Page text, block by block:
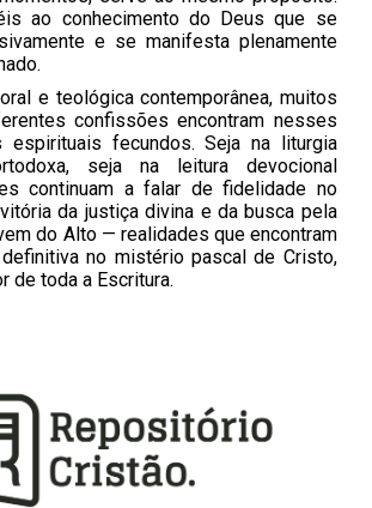
ao conhecimento do Deus que se
e se manifesta plenamente
e teológica contemporânea, muitos
confissões encontram nesses
espirituais fecundos. Seja na liturgia
seja na leitura devocional
continuam a falar de fidelidade no
da justiça divina e da busca pela
do Alto — realidades que encontram
no mistério pascal de Cristo,
de toda a Escritura.